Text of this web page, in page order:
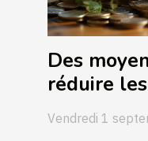
Des
réduire
immobiliers
Vendredi 1